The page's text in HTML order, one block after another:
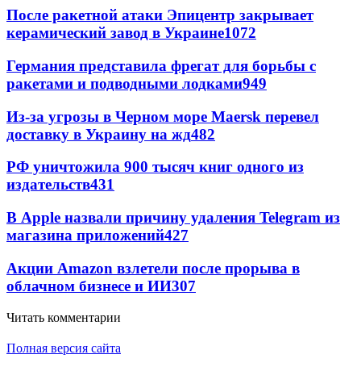
После ракетной атаки Эпицентр закрывает
керамический завод в Украине1072
Германия представила фрегат для борьбы с
ракетами и подводными лодками949
Из-за угрозы в Черном море Maersk перевел
доставку в Украину на жд482
РФ уничтожила 900 тысяч книг одного из
издательств431
В Apple назвали причину удаления Telegram из
магазина приложений427
Акции Amazon взлетели после прорыва в
облачном бизнесе и ИИ307
Читать комментарии
Полная версия сайта